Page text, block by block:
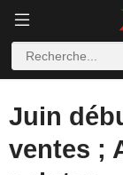
Juin
ventes ;